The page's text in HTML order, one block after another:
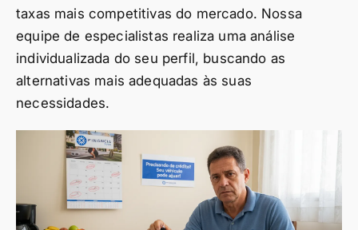
taxas mais competitivas do mercado. Nossa
equipe de especialistas realiza uma análise
individualizada do seu perfil, buscando as
alternativas mais adequadas às suas
necessidades.